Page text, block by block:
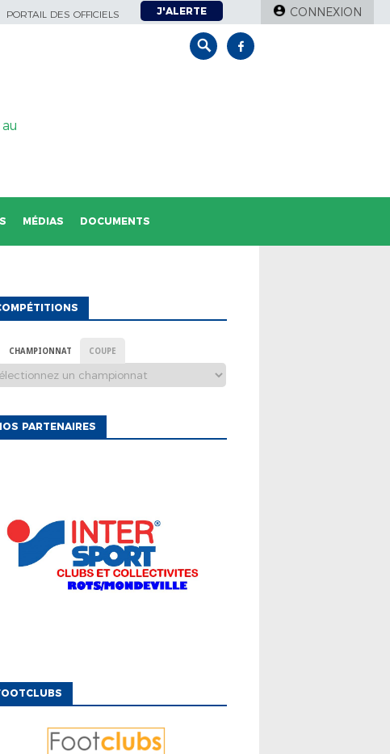
PORTAIL DES OFFICIELS J'ALERTE CONNEXION
MÉDIAS DOCUMENTS
CHAMPIONNAT COUPE
PARTENAIRES